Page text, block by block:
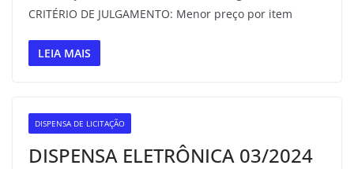
CRITÉRIO DE JULGAMENTO: Menor preço por item
LEIA MAIS
DISPENSA DE LICITAÇÃO
DISPENSA ELETRÔNICA 03/2024